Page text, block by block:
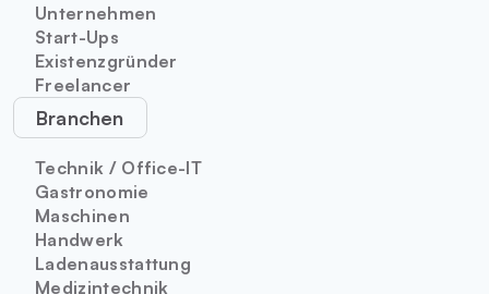
Unternehmen
Start-Ups
Existenzgründer
Freelancer
Branchen
Technik / Office-IT
Gastronomie
Maschinen
Handwerk
Ladenausstattung
Medizintechnik